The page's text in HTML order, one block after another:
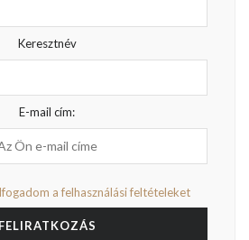
Keresztnév
E-mail cím:
a felhasználási feltételeket